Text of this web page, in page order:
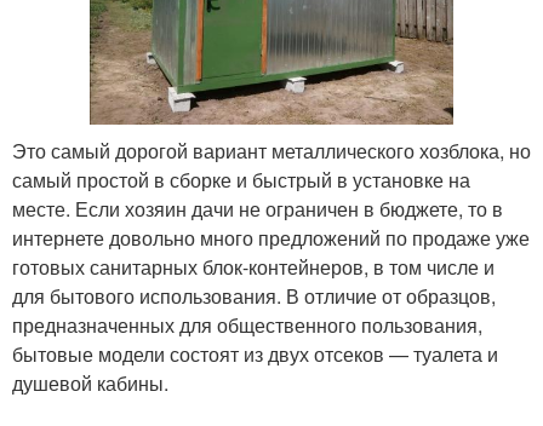
Это самый дорогой вариант металлического хозблока, но
самый простой в сборке и быстрый в установке на
месте. Если хозяин дачи не ограничен в бюджете, то в
интернете довольно много предложений по продаже уже
готовых санитарных блок-контейнеров, в том числе и
для бытового использования. В отличие от образцов,
предназначенных для общественного пользования,
бытовые модели состоят из двух отсеков — туалета и
душевой кабины.